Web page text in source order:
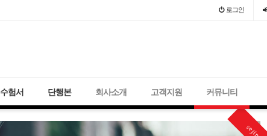
로그인
험서 단행본 회사소개 고객지원 커뮤니티